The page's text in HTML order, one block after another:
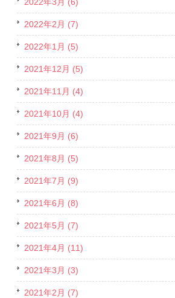
2022年2月 (7)
2022年1月 (5)
2021年12月 (5)
2021年11月 (4)
2021年10月 (4)
2021年9月 (6)
2021年8月 (5)
2021年7月 (9)
2021年6月 (8)
2021年5月 (7)
2021年4月 (11)
2021年3月 (3)
2021年2月 (7)